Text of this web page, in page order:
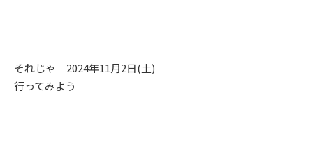
それじゃ 2024年11月2日(土)
行ってみよう